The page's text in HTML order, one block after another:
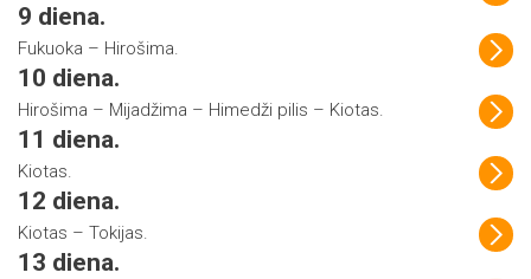
9 diena.
Fukuoka – Hirošima.
10 diena.
Hirošima – Mijadžima – Himedži pilis – Kiotas.
11 diena.
Kiotas.
12 diena.
Kiotas – Tokijas.
13 diena.